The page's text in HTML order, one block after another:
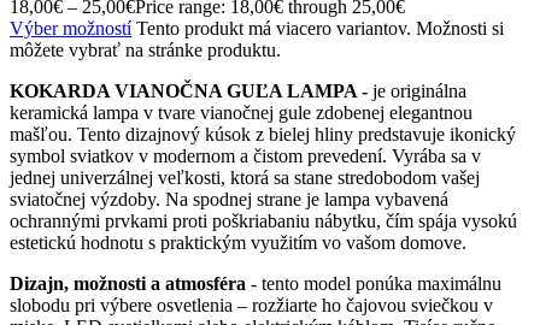
18,00€ – 25,00€Price range: 18,00€ through 25,00€
Výber možnostíTento produkt má viacero variantov. Možnosti si
môžete vybrať na stránke produktu.
KOKARDA VIANOČNA GUĽA LAMPA - je originálna
keramická lampa v tvare vianočnej gule zdobenej elegantnou
mašľou. Tento dizajnový kúsok z bielej hliny predstavuje ikonický
symbol sviatkov v modernom a čistom prevedení. Vyrába sa v
jednej univerzálnej veľkosti, ktorá sa stane stredobodom vašej
sviatočnej výzdoby. Na spodnej strane je lampa vybavená
ochrannými prvkami proti poškriabaniu nábytku, čím spája vysokú
estetickú hodnotu s praktickým využitím vo vašom domove.
Dizajn, možnosti a atmosféra - tento model ponúka maximálnu
slobodu pri výbere osvetlenia – rozžiarte ho čajovou sviečkou v